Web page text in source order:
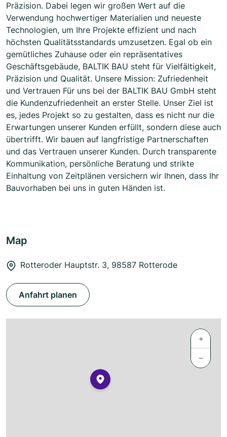
Präzision. Dabei legen wir großen Wert auf die
Verwendung hochwertiger Materialien und neueste
Technologien, um Ihre Projekte effizient und nach
höchsten Qualitätsstandards umzusetzen. Egal ob ein
gemütliches Zuhause oder ein repräsentatives
Geschäftsgebäude, BALTIK BAU steht für Vielfältigkeit,
Präzision und Qualität. Unsere Mission: Zufriedenheit
und Vertrauen Für uns bei der BALTIK BAU GmbH steht
die Kundenzufriedenheit an erster Stelle. Unser Ziel ist
es, jedes Projekt so zu gestalten, dass es nicht nur die
Erwartungen unserer Kunden erfüllt, sondern diese auch
übertrifft. Wir bauen auf langfristige Partnerschaften
und das Vertrauen unserer Kunden. Durch transparente
Kommunikation, persönliche Beratung und strikte
Einhaltung von Zeitplänen versichern wir Ihnen, dass Ihr
Bauvorhaben bei uns in guten Händen ist.
Map
Rotteroder Hauptstr. 3, 98587 Rotterode
Anfahrt planen
+
−